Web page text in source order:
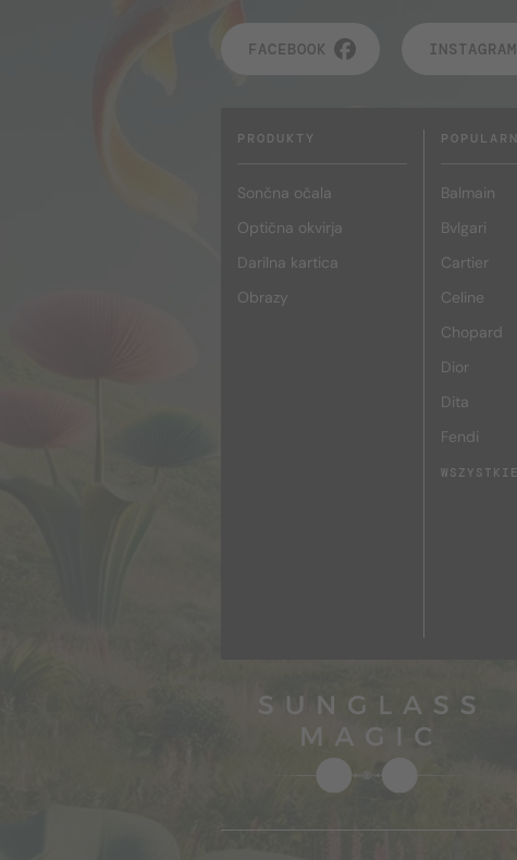
FACEBOOK INSTAGRAM
PRODUKTY
Sončna očala
Optična okvirja
Darilna kartica
Obrazy
Balmain
Bvlgari
Cartier
Celine
Chopard
Dior
Dita
Fendi